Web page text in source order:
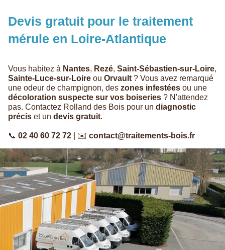
Devis gratuit pour le traitement
mérule en Loire-Atlantique
Vous habitez à Nantes, Rezé, Saint-Sébastien-sur-Loire,
Sainte-Luce-sur-Loire ou Orvault ? Vous avez remarqué
une odeur de champignon, des zones infestées ou une
décoloration suspecte sur vos boiseries ? N'attendez
pas. Contactez Rolland des Bois pour un diagnostic
précis et un devis gratuit.
📞 02 40 60 72 72 | ✉️ contact@traitements-bois.fr